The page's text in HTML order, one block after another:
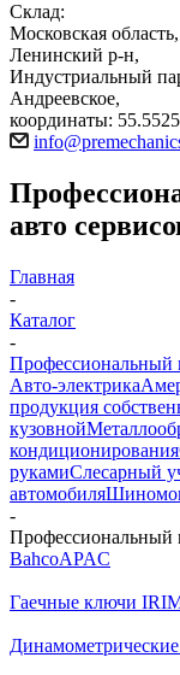
Склад:
Московская область,
Ленинский р-н,
Индустриальный
Андреевское,
координаты:
авто
Главная
-
Каталог
-
Профессиональный
Авто-электрика
продукция
кузовной
кондиционирования
рукамиСлесарный
автомобиля
-
Профессиональный
BahcoAPAC
Гаечные ключи